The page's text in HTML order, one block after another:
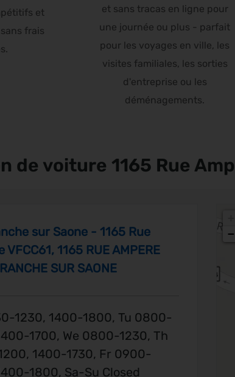
et
frais
et sans tracas en ligne pour
une journée ou plus - parfait
pour les voyages en ville, les
visites familiales, les sorties
d'entreprise ou les
déménagements.
de voiture 1165 Rue
−
sur Saone - 1165 Rue
VFCC61, 1165 RUE AMPERE
SUR SAONE
1230, 1400-1800, Tu 0800-
1700, We 0800-1230, Th
1400-1730, Fr 0900-
1800, Sa-Su Closed